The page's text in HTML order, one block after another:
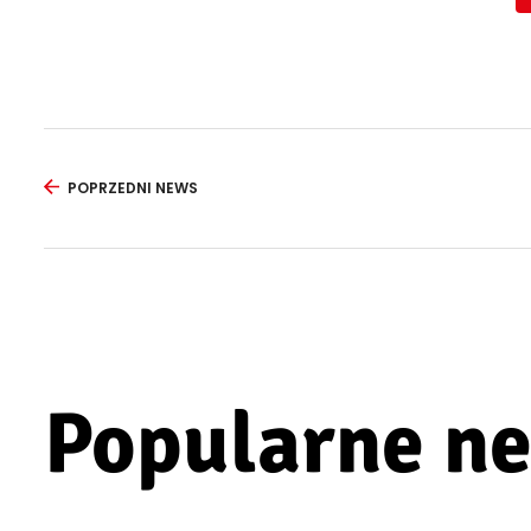
POPRZEDNI NEWS
Popularne